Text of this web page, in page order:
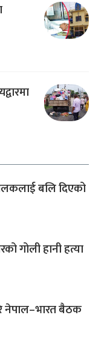
बलि दिएको
गोली हानी हत्या
नेपाल–भारत बैठक